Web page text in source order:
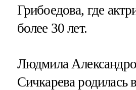
Грибоедова, где
более 30 лет.
Людмила
Сичкарева родилась